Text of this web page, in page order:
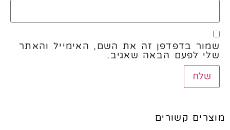
שמור בדפדפן זה את השם, האימייל והאתר
שלי לפעם הבאה שאגיב.
מוצרים קשורים